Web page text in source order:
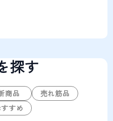
探す
商品
売れ筋品
すすめ